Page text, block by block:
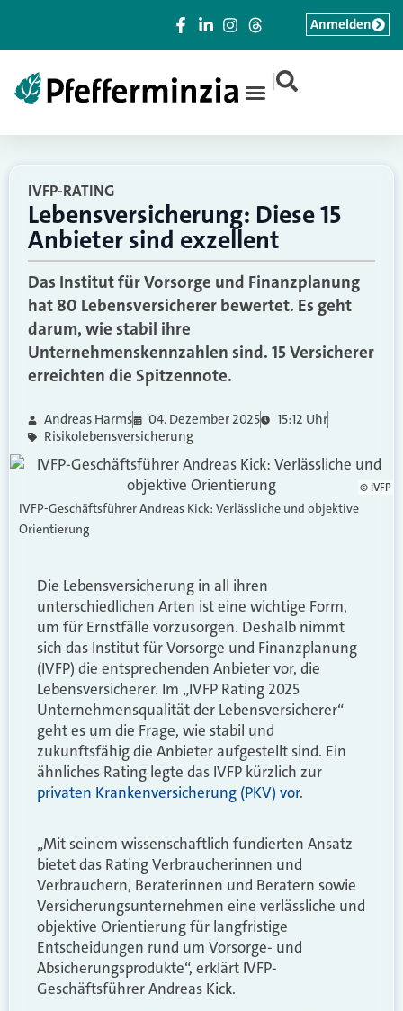
|
Anmelden
IVFP-RATING
Lebensversicherung: Diese 15
Anbieter sind exzellent
Das Institut für Vorsorge und Finanzplanung
hat 80 Lebensversicherer bewertet. Es geht
darum, wie stabil ihre
Unternehmenskennzahlen sind. 15 Versicherer
erreichten die Spitzennote.
Andreas Harms 04. Dezember 2025
15:12 Uhr
Risikolebensversicherung
© IVFP
IVFP-Geschäftsführer Andreas Kick: Verlässliche und objektive
Orientierung
Die Lebensversicherung in all ihren
unterschiedlichen Arten ist eine wichtige Form,
um für Ernstfälle vorzusorgen. Deshalb nimmt
sich das Institut für Vorsorge und Finanzplanung
(IVFP) die entsprechenden Anbieter vor, die
Lebensversicherer. Im „IVFP Rating 2025
Unternehmensqualität der Lebensversicherer“
geht es um die Frage, wie stabil und
zukunftsfähig die Anbieter aufgestellt sind. Ein
ähnliches Rating legte das IVFP kürzlich zur
privaten Krankenversicherung (PKV) vor.
„Mit seinem wissenschaftlich fundierten Ansatz
bietet das Rating Verbraucherinnen und
Verbrauchern, Beraterinnen und Beratern sowie
Versicherungsunternehmen eine verlässliche und
objektive Orientierung für langfristige
Entscheidungen rund um Vorsorge- und
Absicherungsprodukte“, erklärt IVFP-
Geschäftsführer Andreas Kick.